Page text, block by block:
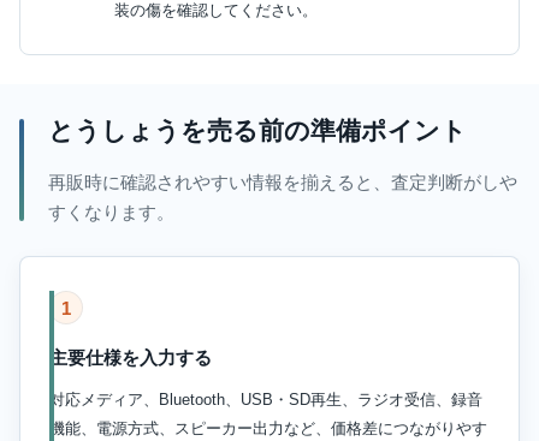
装の傷を確認してください。
とうしょうを売る前の準備ポイント
再販時に確認されやすい情報を揃えると、査定判断がしや
すくなります。
1
主要仕様を入力する
対応メディア、Bluetooth、USB・SD再生、ラジオ受信、録音
機能、電源方式、スピーカー出力など、価格差につながりやす